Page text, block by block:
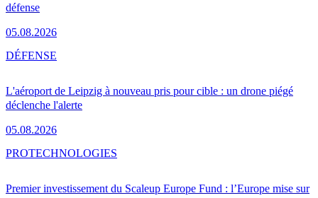
défense
05.08.2026
L'aéroport de Leipzig à nouveau pris pour cible : un drone piégé
déclenche l'alerte
05.08.2026
DÉFENSE
Premier investissement du Scaleup Europe Fund : l’Europe mise sur
PROTECHNOLOGIES